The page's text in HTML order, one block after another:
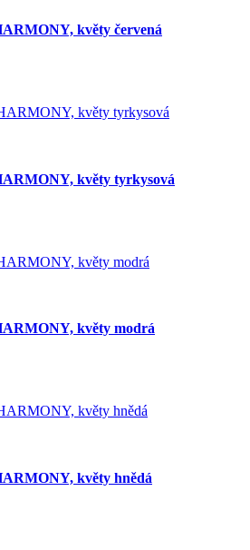
květy červená
květy tyrkysová
květy modrá
květy hnědá